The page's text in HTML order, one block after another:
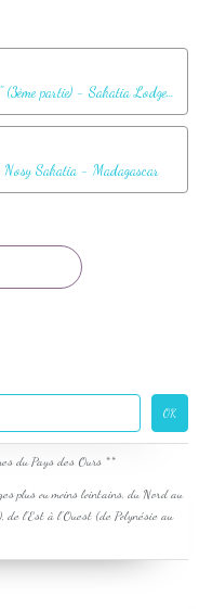
07 avril 2018 : plongée sur le spot "Granite Rock" (3ème partie) - Sakatia Lodge - Nosy Sakatia - Madagascar
Nosy Sakatia - Madagascar
plus ou moins lointains, du Nord au
de l'Est à l'Ouest (de Polynésie au